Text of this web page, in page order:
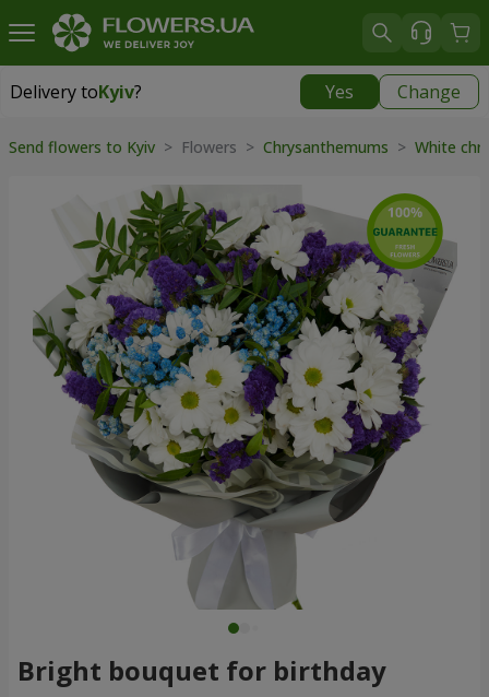
Delivery toKyiv? Yes Change
Delivery toKyiv
Send flowers to Kyiv > Flowers > Chrysanthemums > White
Bright bouquet for birthday